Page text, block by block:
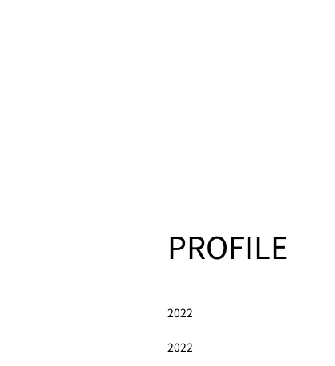
PROFILE
2022
2022